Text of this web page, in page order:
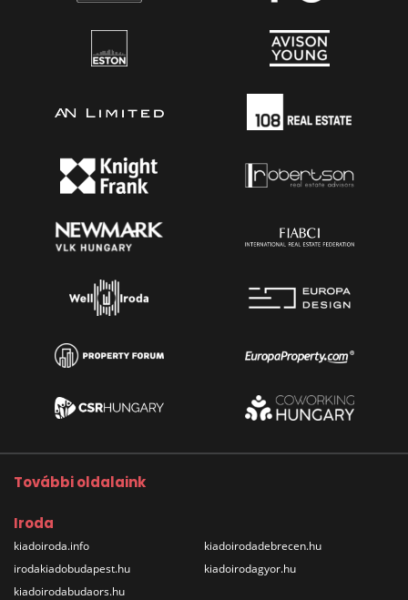
További oldalaink
Iroda
kiadoiroda.info
irodakiadobudapest.hu
kiadoirodabudaors.hu
kiadoirodadebrecen.hu
kiadoirodagyor.hu